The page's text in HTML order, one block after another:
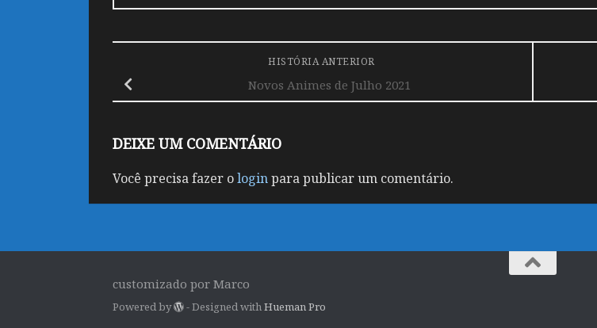
HISTÓRIA ANTERIOR
Novos Animes de Julho 2021
DEIXE UM COMENTÁRIO
Você precisa fazer ologinpara publicar um comentário.
customizado por Marco
Powered by - Designed withHueman Pro